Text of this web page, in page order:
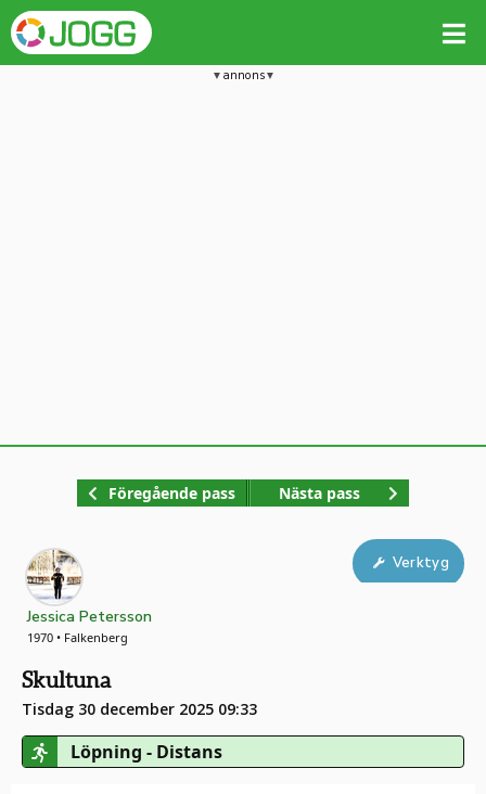
annons
Föregående pass Nästa pass
Jessica Petersson
1970 • Falkenberg
Skultuna
Tisdag 30 december 2025 09:33
Löpning - Distans
Verktyg